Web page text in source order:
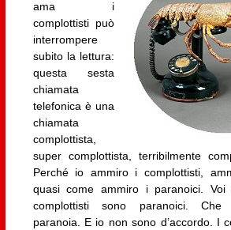
ama i
complottisti può
interrompere
subito la lettura:
questa sesta
chiamata
telefonica è una
chiamata
complottista,
super complottista, terribilmente
Perché io ammiro i complottisti,
quasi come ammiro i paranoici.
complottisti sono paranoici. Che
paranoia. E io non sono d’accordo. I